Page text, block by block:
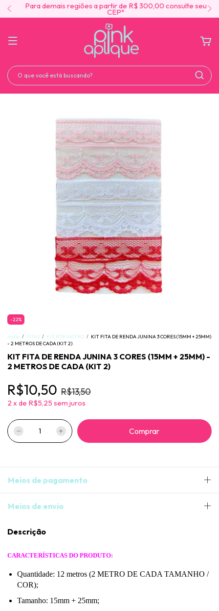
Para demais regiões a partir de R$ 300,00 consulte seu
CEP*
-22%
Início / FITAS / KIT POR METRO / KIT FITA DE RENDA JUNINA 3 CORES (15MM + 25MM)
- 2 METROS DE CADA (KIT 2)
KIT FITA DE RENDA JUNINA 3 CORES (15MM + 25MM) -
2 METROS DE CADA (KIT 2)
R$10,50 R$13,50
2 x de R$5,25 sem juros
Meios de pagamento
Meios de envio
Descrição
CARACTERÍSTICAS DO PRODUTO:
Quantidade: 12 metros (2 METRO DE CADA TAMANHO /
COR);
Tamanho: 15mm + 25mm;